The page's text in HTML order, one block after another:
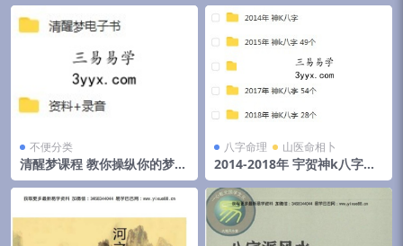
不便分类
清醒梦课程 教你操纵你的梦境
视频+音频+文档 移动云盘下载
八字命理 山医命相卜
2014-2018年 宇贺神k八字合
集 夸克网盘下载